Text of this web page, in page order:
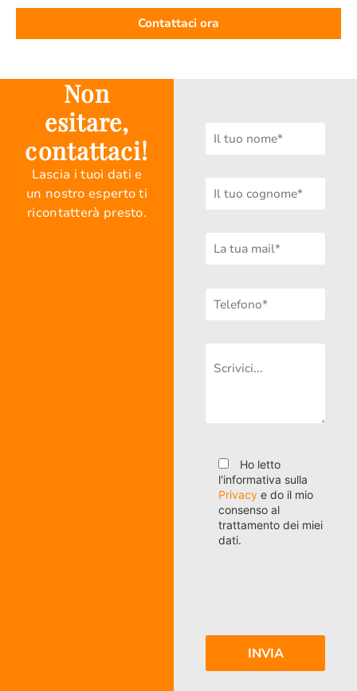
Contattaci ora
Non
esitare,
contattaci!
Lascia i tuoi dati e
un nostro esperto ti
ricontatterà presto.
Ho letto
l'informativa sulla
Privacy e do il mio
consenso al
trattamento dei miei
dati.